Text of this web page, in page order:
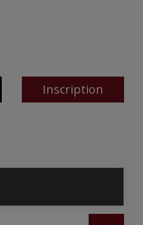
Inscription